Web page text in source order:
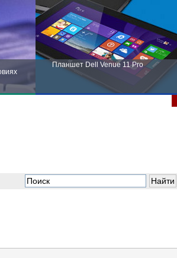
Планшет Dell Venue 11 Pro